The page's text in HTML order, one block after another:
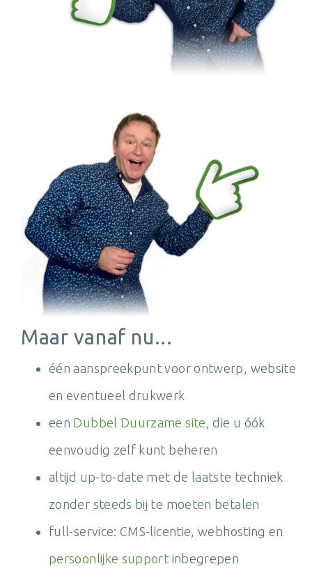
Maar vanaf nu...
één aanspreekpunt voor ontwerp, website
en eventueel drukwerk
een Dubbel Duurzame site , die u óók
eenvoudig zelf kunt beheren
altijd up-to-date met de laatste techniek
zonder steeds bij te moeten betalen
full-service: CMS-licentie, webhosting en
persoonlijke support inbegrepen